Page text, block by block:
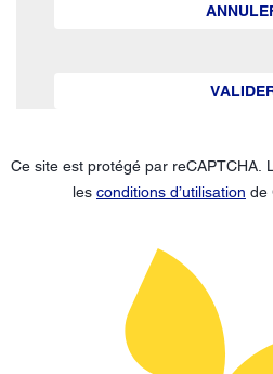
Ce site est protégé par reCAPTCHA.
les conditions d’utilisation de